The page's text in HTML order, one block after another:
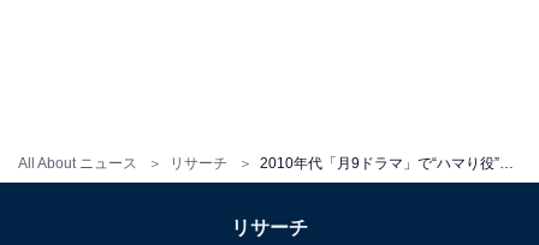
All About ニュース リサーチ
リサーチ